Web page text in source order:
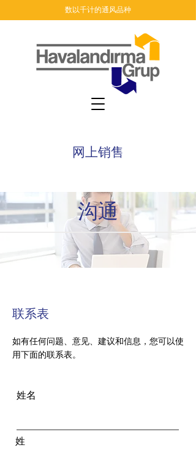
数以千计的通风品种
网上销售
沟通
联系表
如有任何问题、意见、建议和信息，您可以使
用下面的联系表。
姓名
姓